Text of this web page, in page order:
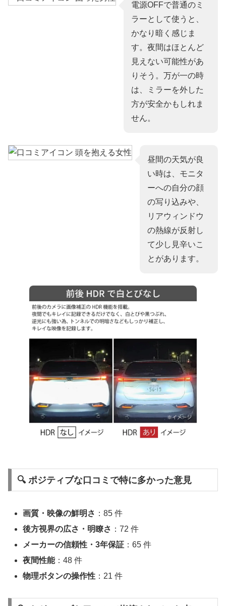
電源OFFで普通のミ
ラーとして使うと、
かなり暗く感じま
す。夜間はほとんど
見えない可能性があ
りそう。万が一の時
は、ミラーを外した
方が安全かもしれま
せん。
昼間の天気が良
い時は、モニタ
ーへの自分の顔
の写り込みや、
リアウィンドウ
の熱線が反射し
て少し見辛いこ
とがあります。
🔍 ポジティブな口コミで特に多かった意見
画質・映像の鮮明さ ：85 件
後方視界の広さ・明瞭さ ：72 件
メーカーの信頼性・3年保証 ：65 件
夜間性能：48 件
物理ボタンの操作性 ：21 件